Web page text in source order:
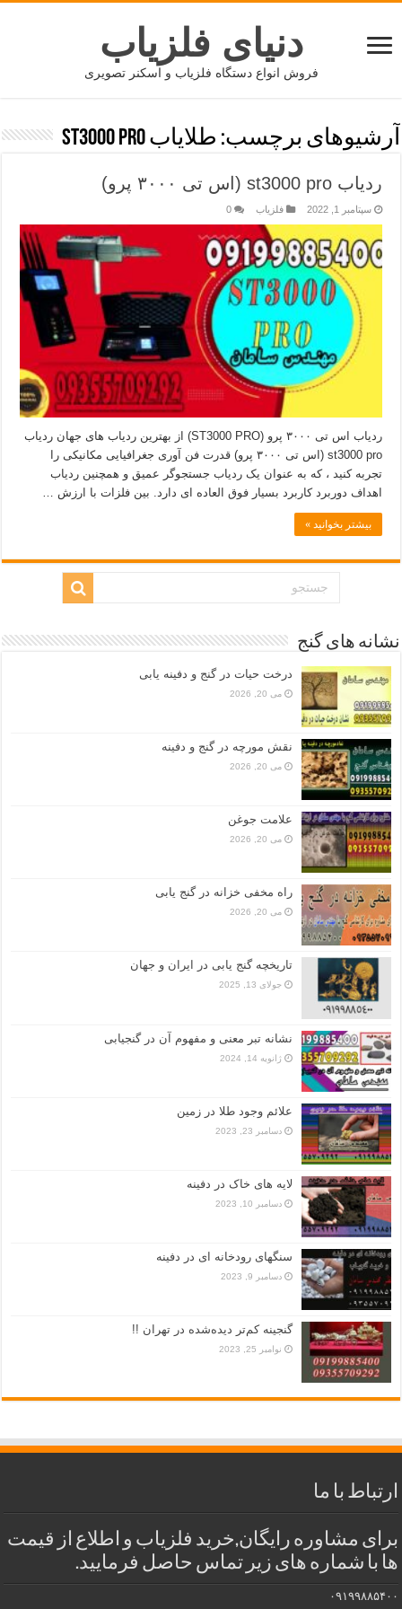
دنیای فلزیاب
فروش انواع دستگاه فلزیاب و اسکنر تصویری
آرشیوهای برچسب: طلایاب ST3000 PRO
ردیاب st3000 pro (اس تی ۳۰۰۰ پرو)
سپتامبر 1, 2022 فلزیاب 0
ردیاب اس تی ۳۰۰۰ پرو (ST3000 PRO) از بهترین ردیاب های جهان ردیاب
st3000 pro (اس تی ۳۰۰۰ پرو) قدرت فن آوری جغرافیایی مکانیکی را
تجربه کنید ، که به عنوان یک ردیاب جستجوگر عمیق و همچنین ردیاب
اهداف دوربرد کاربرد بسیار فوق العاده ای دارد. بین فلزات با ارزش …
بیشتر بخوانید »
نشانه های گنج
درخت حیات در گنج و دفینه یابی
می 20, 2026
نقش مورچه در گنج و دفینه
می 20, 2026
علامت جوغن
می 20, 2026
راه مخفی خزانه در گنج یابی
می 20, 2026
تاریخچه گنج‌ یابی در ایران و جهان
جولای 13, 2025
نشانه تبر معنی و مفهوم آن در گنجیابی
ژانویه 14, 2024
علائم وجود طلا در زمین
دسامبر 23, 2023
لایه های خاک در دفینه
دسامبر 10, 2023
سنگهای رودخانه ای در دفینه
دسامبر 9, 2023
گنجینه کم‌تر دیده‌شده در تهران !!
نوامبر 25, 2023
ارتباط با ما
برای مشاوره رایگان,خرید فلزیاب و اطلاع از قیمت
ها با شماره های زیر تماس حاصل فرمایید.
۰۹۱۹۹۸۸۵۴۰۰